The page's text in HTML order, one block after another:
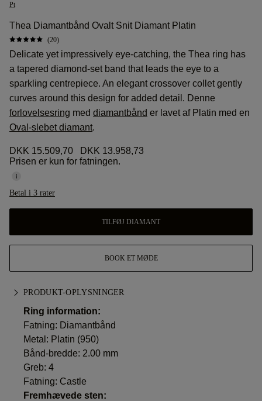
Pt
Thea Diamantbånd Ovalt Snit Diamant Platin
(20)
Delicate yet impressively eye-catching, the Thea ring has
a tapered diamond-set band that leads the eye to a
sparkling centrepiece. An elegant crossover collet gently
curves around this design for added detail. Denne
forlovelsesring med diamantbånd er lavet af Platin med en
Oval-slebet diamant.
DKK 15.509,70
DKK 13.958,73
Prisen er kun for fatningen.
Betal i 3 rater
TILFØJ DIAMANT
BOOK ET MØDE
PRODUKT-OPLYSNINGER
Ring information:
Fatning: Diamantbånd
Metal: Platin (950)
Bånd-bredde: 2.00 mm
Greb: 4
Fatning: Castle
Fremhævede sten: